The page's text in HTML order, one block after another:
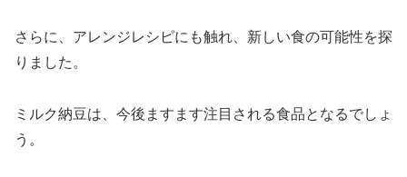
さらに、アレンジレシピにも触れ、新しい食の可能性を探
りました。
ミルク納豆は、今後ますます注目される食品となるでしょ
う。